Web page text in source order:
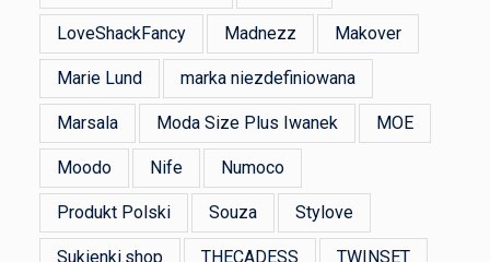
LoveShackFancy Madnezz Makover
Marie Lund marka niezdefiniowana
Marsala Moda Size Plus Iwanek MOE
Moodo Nife Numoco
Produkt Polski Souza Stylove
Sukienki.shop THECADESS TWINSET